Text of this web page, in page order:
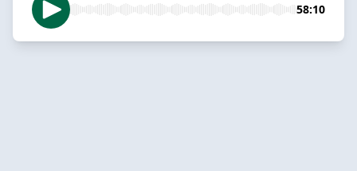
58:10